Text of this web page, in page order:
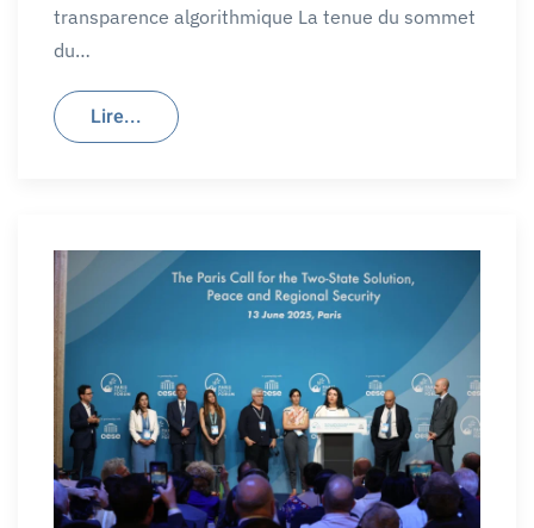
transparence algorithmique La tenue du sommet
du…
Lire...